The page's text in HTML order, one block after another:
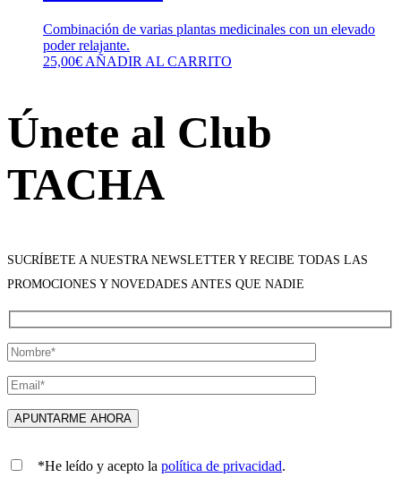
Combinación de varias plantas medicinales con un elevado
poder relajante.
25,00€ AÑADIR AL CARRITO
Únete al Club
TACHA
SUCRÍBETE A NUESTRA NEWSLETTER Y RECIBE TODAS LAS
PROMOCIONES Y NOVEDADES ANTES QUE NADIE
*He leído y acepto la política de privacidad.